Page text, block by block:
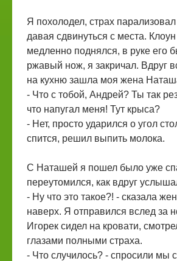
Я похолодел, страх
давая сдвинуться с места.
медленно поднялся, в руке его
ржавый нож, я закричал. Вдруг
на кухню зашла моя жена
- Что с тобой, Андрей? Ты так
что напугал меня! Тут крыса?
- Нет, просто ударился о угол
спится, решил выпить молока.
С Наташей я пошел было уже
переутомился, как вдруг
- Ну что это такое?! - сказала
наверх. Я отправился вслед за
Игорек сидел на кровати,
глазами полными страха.
- Что случилось? - спросили мы